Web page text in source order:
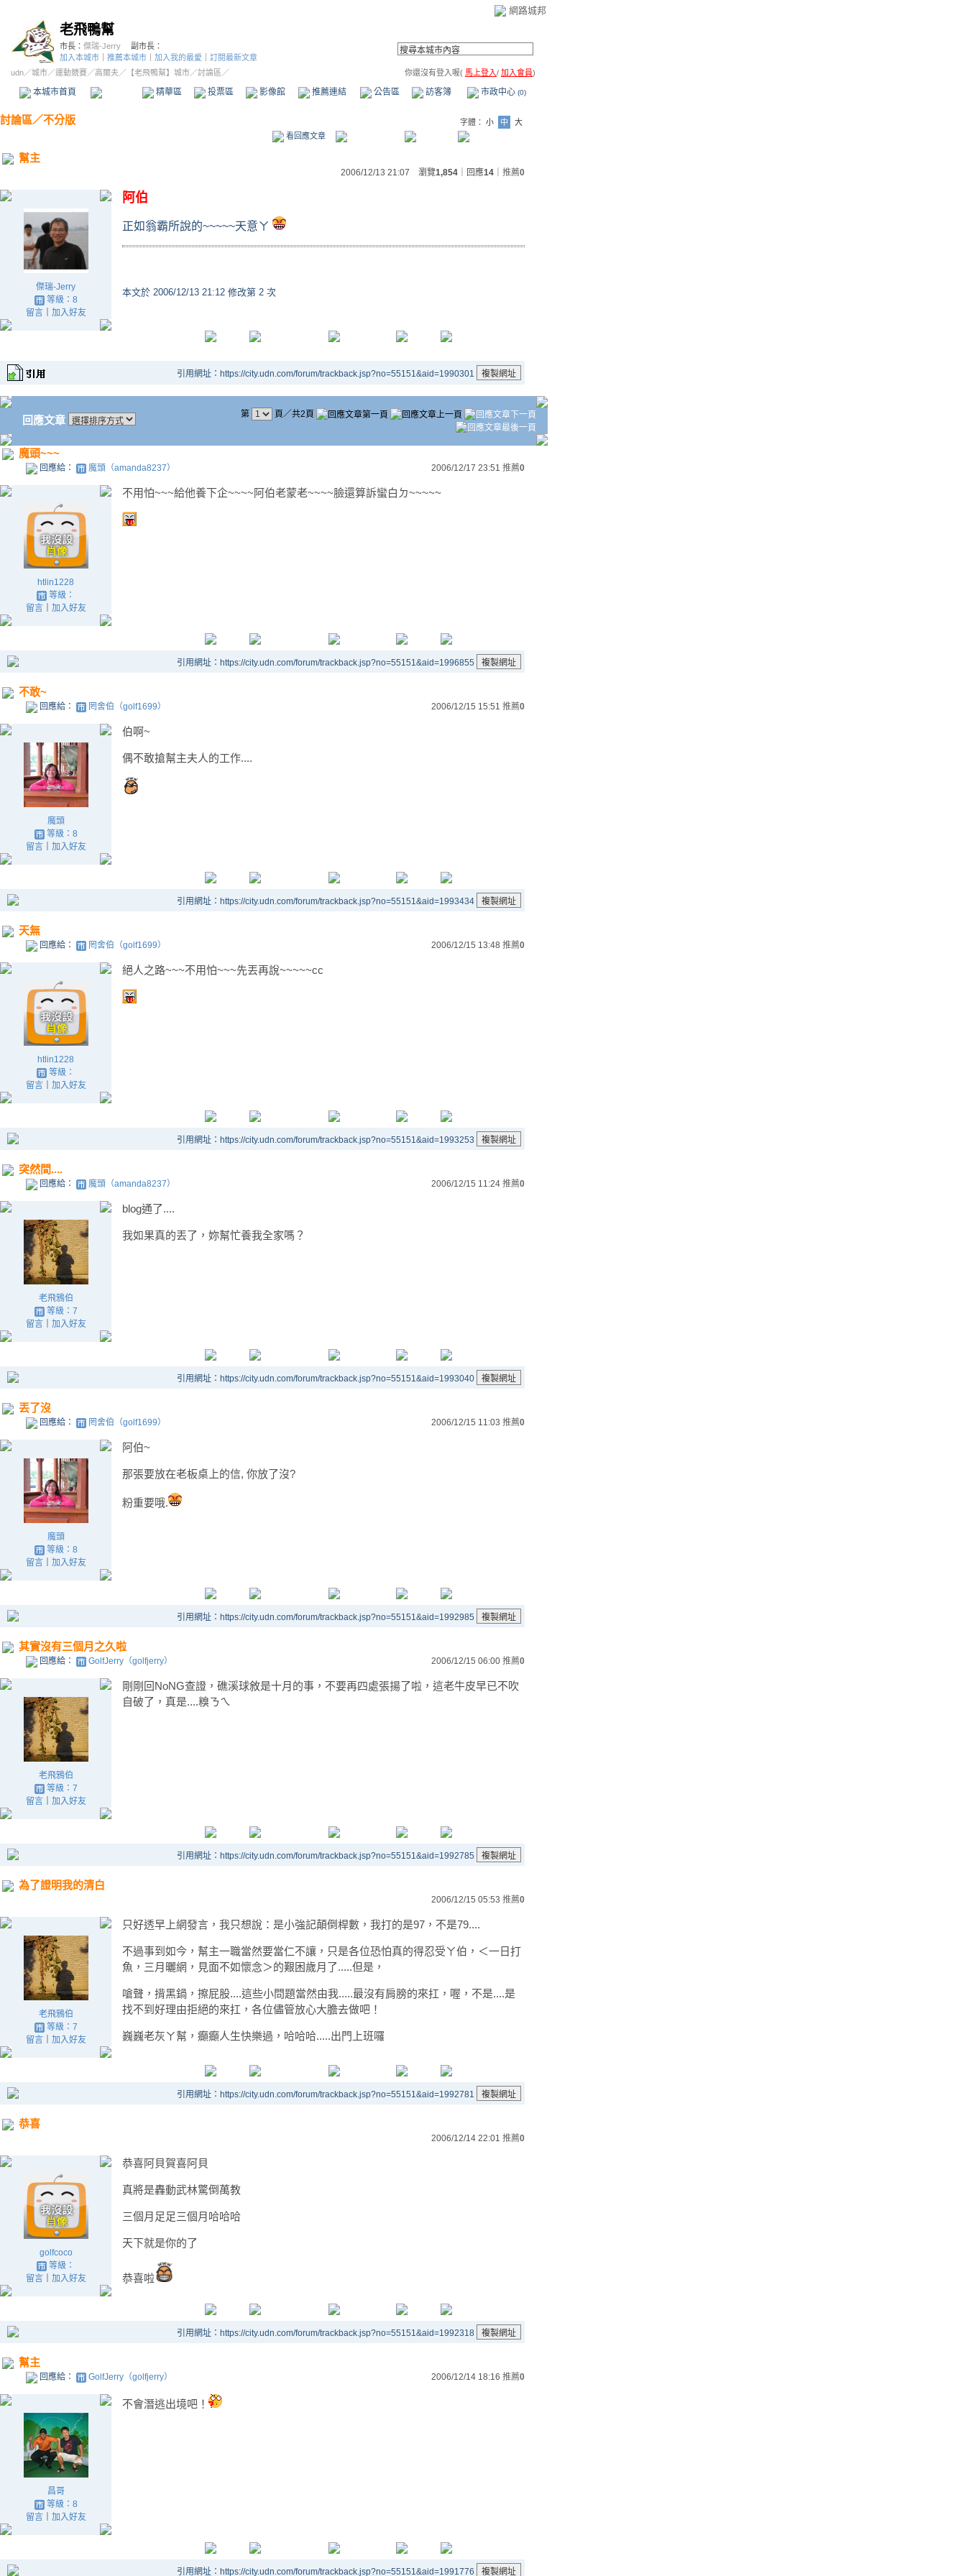
網路城邦
老飛鴨幫
市長： 傑瑞-Jerry
副市長：
加入本城市
推薦本城市 加入我的最愛
訂閱最新文章
udn／城市／運動競賽／高爾夫／ 【老飛鴨幫】城市／討論區／ 你還沒有登入喔( 馬上登入/ 加入會員)
本城市首頁 精華區 投票區 影像館 推薦連結 公告區 訪客簿 市政中心 (0)
討論區／不分版 字體： 小 中
大
看回應文章
幫主
2006/12/13 21:07 瀏覽1,854 ｜回應14 推薦0
傑瑞-Jerry
等級：8
留言｜ 加入好友
阿伯
正如翁霸所說的~~~~~天意ㄚ
本文於 2006/12/13 21:12 修改第 2 次
引用網址：https://city.udn.com/forum/trackback.jsp?no=55151&aid=1990301
回應文章 第 頁／共2頁
魔頭~~~
回應給： 魔頭（amanda8237） 2006/12/17 23:51 推薦0
htlin1228
等級：
留言｜ 加入好友
不用怕~~~給他養下企~~~~阿伯老蒙老~~~~臉還算訴蠻白ㄉ~~~~~
引用網址：https://city.udn.com/forum/trackback.jsp?no=55151&aid=1996855
不敢~
回應給： 罔舍伯（golf1699） 2006/12/15 15:51 推薦0
魔頭
等級：8
留言｜ 加入好友
伯啊~
偶不敢搶幫主夫人的工作....
引用網址：https://city.udn.com/forum/trackback.jsp?no=55151&aid=1993434
天無
回應給： 罔舍伯（golf1699） 2006/12/15 13:48 推薦0
htlin1228
等級：
留言｜ 加入好友
絕人之路~~~不用怕~~~先丟再說~~~~~cc
引用網址：https://city.udn.com/forum/trackback.jsp?no=55151&aid=1993253
突然間....
回應給： 魔頭（amanda8237） 2006/12/15 11:24 推薦0
老飛鴉伯
等級：7
留言｜ 加入好友
blog通了....
我如果真的丟了，妳幫忙養我全家嗎？
引用網址：https://city.udn.com/forum/trackback.jsp?no=55151&aid=1993040
丟了沒
回應給： 罔舍伯（golf1699） 2006/12/15 11:03 推薦0
魔頭
等級：8
留言｜ 加入好友
阿伯~
那張要放在老板桌上的信, 你放了沒?
粉重要哦.
引用網址：https://city.udn.com/forum/trackback.jsp?no=55151&aid=1992985
其實沒有三個月之久啦
回應給： GolfJerry（golfjerry） 2006/12/15 06:00 推薦0
老飛鴉伯
等級：7
留言｜ 加入好友
剛剛回NoNG查證，礁溪球敘是十月的事，不要再四處張揚了啦，這老牛皮早已不吹
自破了，真是....糗ㄋㄟ
引用網址：https://city.udn.com/forum/trackback.jsp?no=55151&aid=1992785
為了證明我的清白
2006/12/15 05:53 推薦0
老飛鴉伯
等級：7
留言｜ 加入好友
只好透早上網發言，我只想說：是小強記顛倒桿數，我打的是97，不是79....
不過事到如今，幫主一職當然要當仁不讓，只是各位恐怕真的得忍受ㄚ伯，＜一日打
魚，三月曬網，見面不如懷念＞的艱困歲月了.....但是，
嗆聲，揹黑鍋，擦屁股....這些小問題當然由我.....最沒有肩膀的來扛，喔，不是....是
找不到好理由拒絕的來扛，各位儘管放心大膽去做吧！
巍巍老灰ㄚ幫，癲癲人生快樂過，哈哈哈.....出門上班囉
引用網址：https://city.udn.com/forum/trackback.jsp?no=55151&aid=1992781
恭喜
2006/12/14 22:01 推薦0
golfcoco
等級：
留言｜ 加入好友
恭喜阿貝賀喜阿貝
真將是轟動武林驚倒萬教
三個月足足三個月哈哈哈
天下就是你的了
恭喜啦
引用網址：https://city.udn.com/forum/trackback.jsp?no=55151&aid=1992318
幫主
回應給： GolfJerry（golfjerry） 2006/12/14 18:16 推薦0
昌哥
等級：8
留言｜ 加入好友
不會潛逃出境吧！
引用網址：https://city.udn.com/forum/trackback.jsp?no=55151&aid=1991776